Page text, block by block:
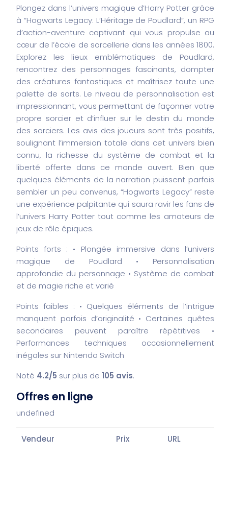
Plongez dans l’univers magique d’Harry Potter grâce
à “Hogwarts Legacy: L’Héritage de Poudlard”, un RPG
d’action-aventure captivant qui vous propulse au
cœur de l’école de sorcellerie dans les années 1800.
Explorez les lieux emblématiques de Poudlard,
rencontrez des personnages fascinants, dompter
des créatures fantastiques et maîtrisez toute une
palette de sorts. Le niveau de personnalisation est
impressionnant, vous permettant de façonner votre
propre sorcier et d’influer sur le destin du monde
des sorciers. Les avis des joueurs sont très positifs,
soulignant l’immersion totale dans cet univers bien
connu, la richesse du système de combat et la
liberté offerte dans ce monde ouvert. Bien que
quelques éléments de la narration puissent parfois
sembler un peu convenus, “Hogwarts Legacy” reste
une expérience palpitante qui saura ravir les fans de
l’univers Harry Potter tout comme les amateurs de
jeux de rôle épiques.
Points forts : • Plongée immersive dans l’univers
magique de Poudlard • Personnalisation
approfondie du personnage • Système de combat
et de magie riche et varié
Points faibles : • Quelques éléments de l’intrigue
manquent parfois d’originalité • Certaines quêtes
secondaires peuvent paraître répétitives •
Performances techniques occasionnellement
inégales sur Nintendo Switch
Noté 4.2/5 sur plus de 105 avis.
Offres en ligne
undefined
Vendeur Prix URL